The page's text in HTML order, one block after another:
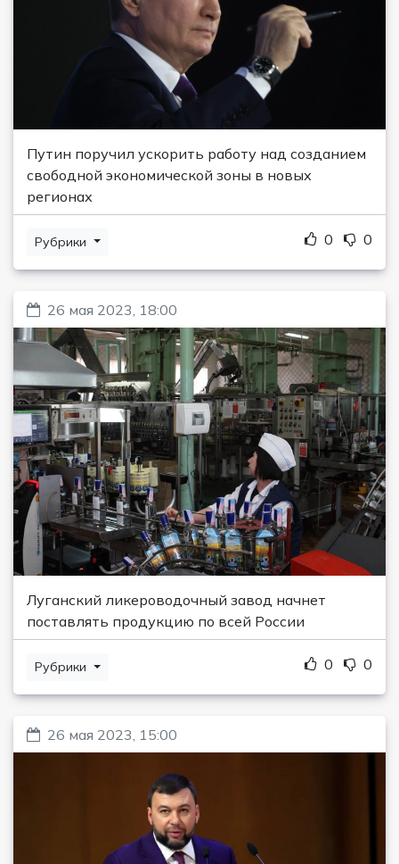
Путин поручил ускорить работу над созданием
свободной экономической зоны в новых
регионах
Рубрики 0 0
26 мая 2023, 18:00
Луганский ликероводочный завод начнет
поставлять продукцию по всей России
Рубрики 0 0
26 мая 2023, 15:00